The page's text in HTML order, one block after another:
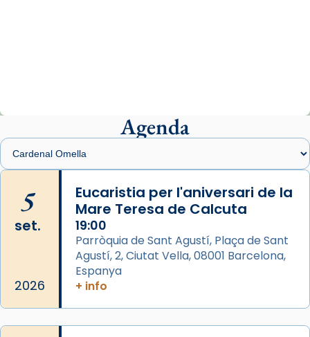
presidit aquest 27 de juliol la missa de Les
Santes de Mataró.
🔗
📸 J. Merino
Photo
View on Facebook ·
Arquebisbat de Barcelona
de Barcelona.
1 week ago
Agenda
5
set.
2026
Eucaristia per l'aniversari de la
Mare Teresa de Calcuta
19:00
Parròquia de Sant Agustí, Plaça de Sant
Agustí, 2, Ciutat Vella, 08001 Barcelona,
Espanya
+ info